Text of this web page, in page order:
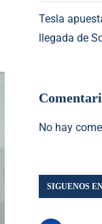
Tesla
llegada de
No hay
SIGUENOS